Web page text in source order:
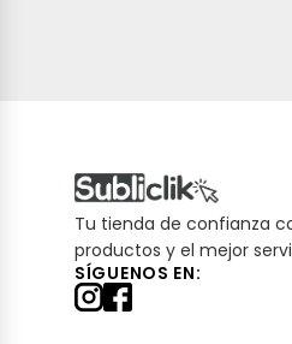
Tu tienda de confianza
productos y el mejor
SÍGUENOS EN: